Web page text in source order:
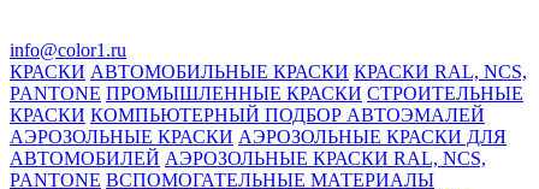
info@color1.ru
КРАСКИ АВТОМОБИЛЬНЫЕ КРАСКИ КРАСКИ RAL, NCS,
PANTONE ПРОМЫШЛЕННЫЕ КРАСКИ СТРОИТЕЛЬНЫЕ
КРАСКИ КОМПЬЮТЕРНЫЙ ПОДБОР АВТОЭМАЛЕЙ
АЭРОЗОЛЬНЫЕ КРАСКИ АЭРОЗОЛЬНЫЕ КРАСКИ ДЛЯ
АВТОМОБИЛЕЙ АЭРОЗОЛЬНЫЕ КРАСКИ RAL, NCS,
PANTONE ВСПОМОГАТЕЛЬНЫЕ МАТЕРИАЛЫ